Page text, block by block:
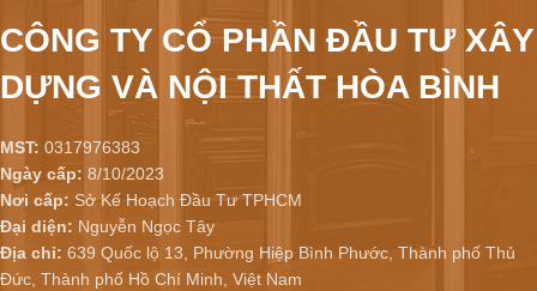
CÔNG TY CỔ PHẦN ĐẦU TƯ XÂY
DỰNG VÀ NỘI THẤT HÒA BÌNH
MST: 0317976383
Ngày cấp: 8/10/2023
Nơi cấp: Sở Kế Hoạch Đầu Tư TPHCM
Đại diện: Nguyễn Ngọc Tây
Địa chỉ: 639 Quốc lộ 13, Phường Hiệp Bình Phước, Thành phố Thủ
Đức, Thành phố Hồ Chí Minh, Việt Nam